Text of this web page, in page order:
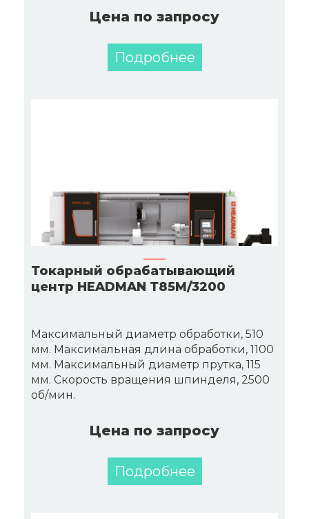
Цена по запросу
Подробнее
Токарный обрабатывающий
центр HEADMAN Т85M/3200
Максимальный диаметр обработки, 510
мм. Максимальная длина обработки, 1100
мм. Максимальный диаметр прутка, 115
мм. Скорость вращения шпинделя, 2500
об/мин.
Цена по запросу
Подробнее